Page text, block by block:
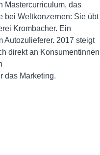
Mastercurriculum, das
bei Weltkonzernen: Sie übt
Krombacher. Ein
Autozulieferer. 2017 steigt
direkt an Konsumentinnen
das Marketing.